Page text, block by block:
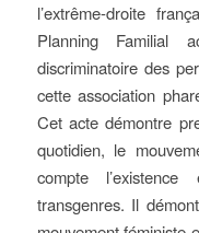
l’extrême-droite
Planning
discriminatoire des
cette association
Cet acte démontre
quotidien, le
compte
transgenres. Il